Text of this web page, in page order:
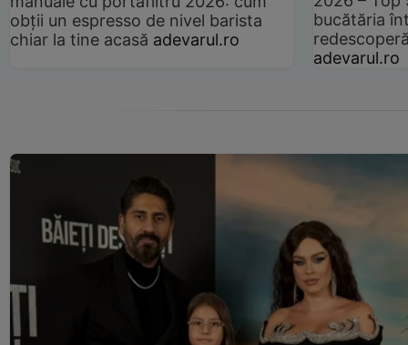
obții un espresso de nivel barista
chiar la tine acasă adevarul.ro
bucătăria
adevarul.ro